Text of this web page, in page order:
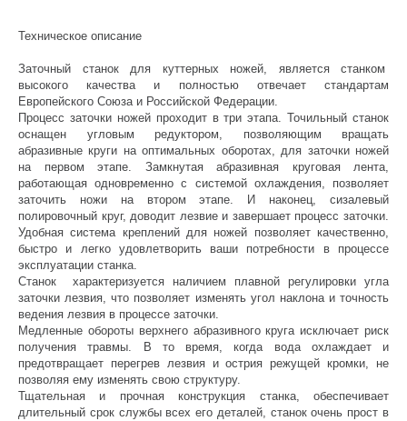
Техническое описание
Заточный станок для куттерных ножей, является станком
высокого качества и полностью отвечает стандартам
Европейского Союза и Российской Федерации.
Процесс заточки ножей проходит в три этапа. Точильный станок
оснащен угловым редуктором, позволяющим вращать
абразивные круги на оптимальных оборотах, для заточки ножей
на первом этапе. Замкнутая абразивная круговая лента,
работающая одновременно с системой охлаждения, позволяет
заточить ножи на втором этапе. И наконец, сизалевый
полировочный круг, доводит лезвие и завершает процесс заточки.
Удобная система креплений для ножей позволяет качественно,
быстро и легко удовлетворить ваши потребности в процессе
эксплуатации станка.
Станок характеризуется наличием плавной регулировки угла
заточки лезвия, что позволяет изменять угол наклона и точность
ведения лезвия в процессе заточки.
Медленные обороты верхнего абразивного круга исключает риск
получения травмы. В то время, когда вода охлаждает и
предотвращает перегрев лезвия и острия режущей кромки, не
позволяя ему изменять свою структуру.
Тщательная и прочная конструкция станка, обеспечивает
длительный срок службы всех его деталей, станок очень прост в